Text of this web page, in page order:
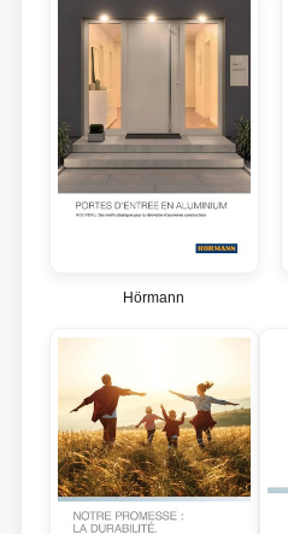
Hörmann